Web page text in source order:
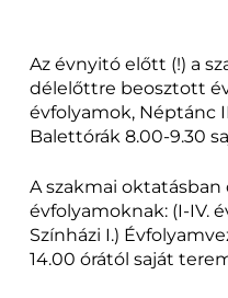
Az évnyitó előtt (!) a
délelőttre beosztott
évfolyamok, Néptánc
Balettórák 8.00-9.30
A szakmai
évfolyamoknak: (I-IV.
Színházi I.)
14.00 órától saját